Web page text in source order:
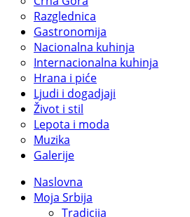
Razglednica
Gastronomija
Nacionalna kuhinja
Internacionalna kuhinja
Hrana i piće
Ljudi i dogadjaji
Život i stil
Lepota i moda
Muzika
Galerije
Naslovna
Moja Srbija
Tradicija